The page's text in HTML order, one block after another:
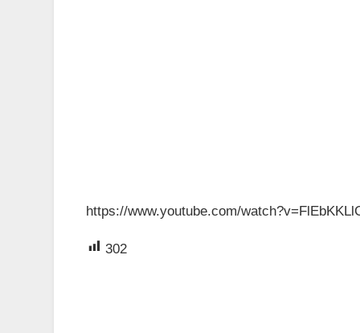
https://www.youtube.com/
302